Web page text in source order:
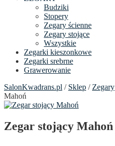
Budziki
Stopery
Zegary ścienne
Zegary stojące
Wszystkie
Zegarki kieszonkowe
Zegarki srebrne
Grawerowanie
SalonKwadrans.pl / Sklep / Zegary
Mahoń
Zegar stojący Mahoń